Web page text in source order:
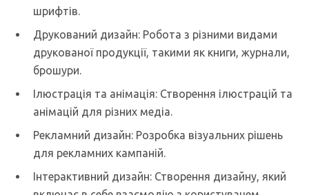
шрифтів.
Друкований дизайн: Робота з різними видами
друкованої продукції, такими як книги, журнали,
брошури.
Ілюстрація та анімація: Створення ілюстрацій та
анімацій для різних медіа.
Рекламний дизайн: Розробка візуальних рішень
для рекламних кампаній.
Інтерактивний дизайн: Створення дизайну, який